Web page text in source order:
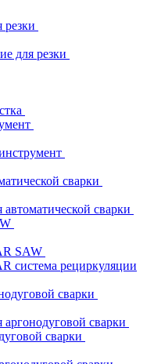
резки
для резки
сварки
сварки
SAW
система рециркуляции
сварки
сварки
сварки